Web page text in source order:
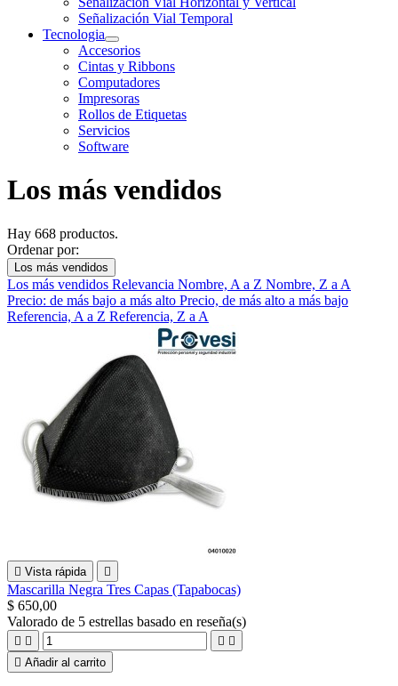
Señalización Vial Temporal
Tecnologia
Accesorios
Cintas y Ribbons
Computadores
Impresoras
Rollos de Etiquetas
Servicios
Software
Los más vendidos
Hay 668 productos.
Ordenar por:
Los más vendidos
Los más vendidos Relevancia Nombre, A a Z Nombre, Z a A
Precio: de más bajo a más alto Precio, de más alto a más bajo
Referencia, A a Z Referencia, Z a A
 Vista rápida 
Mascarilla Negra Tres Capas (Tapabocas)
$ 650,00
Valorado de 5 estrellas basado en reseña(s)
   
 Añadir al carrito